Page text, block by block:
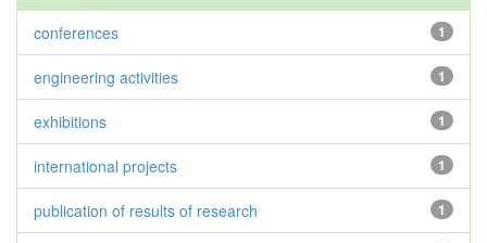
1
conferences
1
engineering activities
1
exhibitions
1
international projects
1
publication of results of research